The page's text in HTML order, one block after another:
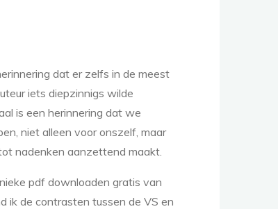
dat er zelfs in de meest
iets diepzinnigs wilde
is een herinnering dat we
niet alleen voor onszelf, maar
nadenken aanzettend maakt.
pdf downloaden gratis van
ik de contrasten tussen de VS en